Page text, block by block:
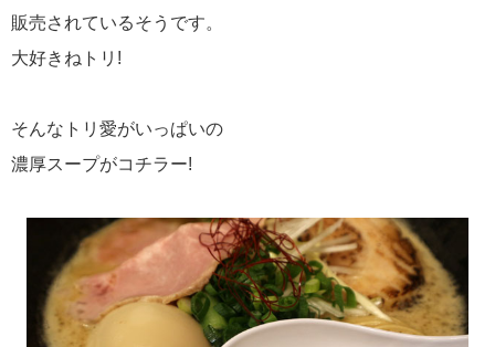
販売されているそうです。
大好きねトリ!
そんなトリ愛がいっぱいの
濃厚スープがコチラー!